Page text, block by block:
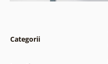
Categorii